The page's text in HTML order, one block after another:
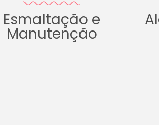
Esmaltação e
Manutenção